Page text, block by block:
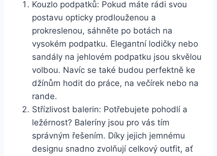
Kouzlo podpatků: Pokud⁢ máte rádi svou
postavu ​opticky prodlouženou a
prokreslenou, sáhněte po botách na
vysokém podpatku. ​Elegantní lodičky nebo
sandály‍ na jehlovém podpatku jsou skvělou
volbou. Navíc‌ se také budou perfektně ke‍
džínům hodit do práce, na⁤ večírek nebo na
rande.
Střízlivost balerin: Potřebujete pohodlí a
ležérnost? Baleríny jsou pro vás⁢ tím
správným řešením. Díky jejich jemnému
designu snadno zvolňují celkový outfit, ať